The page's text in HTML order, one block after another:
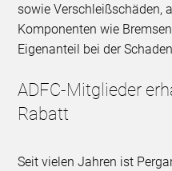
sowie Verschleißschäden,
Komponenten wie
Eigenanteil bei der
ADFC-Mitglieder
Rabatt
Seit vielen Jahren ist